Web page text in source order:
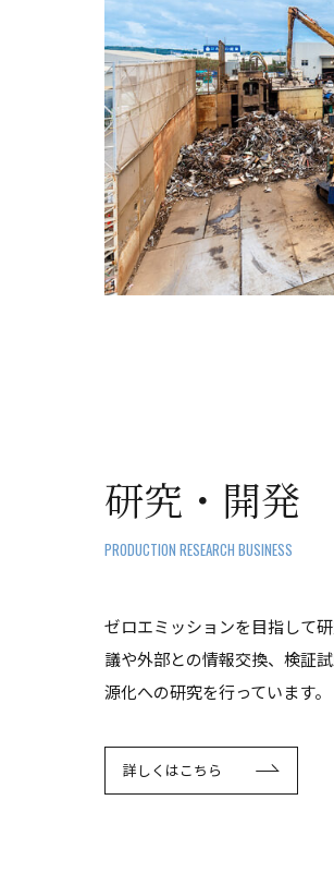
研究・開発
PRODUCTION RESEARCH BUSINESS
ゼロエミッションを目指して
議や外部との情報交換、検証
源化への研究を行っています。
詳しくはこちら